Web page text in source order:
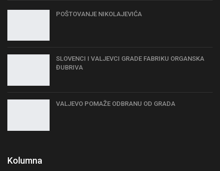
POŠTOVANJE NIKOLAJEVIĆA
SLOVENCI I VALJEVCI GRADE FABRIKU ORGANSKA
ĐUBRIVA
VALJEVO POMAŽE ODBRANU OD GRADA
Kolumna